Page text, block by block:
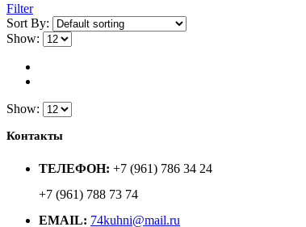
Filter
Sort By:
Show:
Show:
Контакты
ТЕЛЕФОН: +7 (961) 786 34 24
+7 (961) 788 73 74
EMAIL: 74kuhni@mail.ru